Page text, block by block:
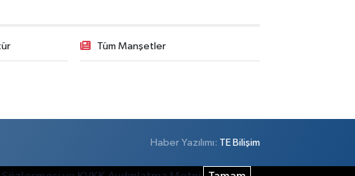
Tüm Manşetler
Haber Yazılımı: TE Bilişim